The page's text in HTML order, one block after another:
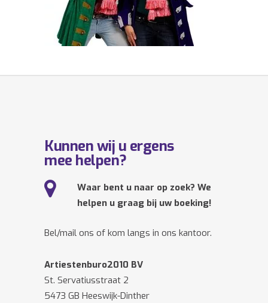
Kunnen wij u ergens
mee helpen?
Waar bent u naar op zoek? We
helpen u graag bij uw boeking!
Bel/mail ons of kom langs in ons kantoor.
Artiestenburo2010 BV
St. Servatiusstraat 2
5473 GB Heeswijk-Dinther